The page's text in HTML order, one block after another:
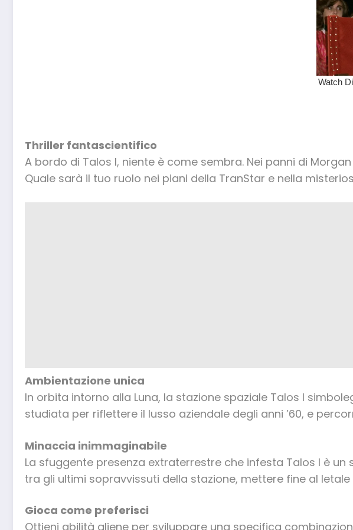
Thriller fantascientifico
A bordo di Talos I, niente è come sembra. Nei panni di
Quale sarà il tuo ruolo nei piani della TranStar e nella
Ambientazione unica
In orbita intorno alla Luna, la stazione spaziale Talos I
studiata per riflettere il lusso aziendale degli anni ’60, e
Minaccia inimmaginabile
La sfuggente presenza extraterrestre che infesta Talos I è
tra gli ultimi sopravvissuti della stazione, mettere fine al
Gioca come preferisci
Ottieni abilità aliene per sviluppare una specifica